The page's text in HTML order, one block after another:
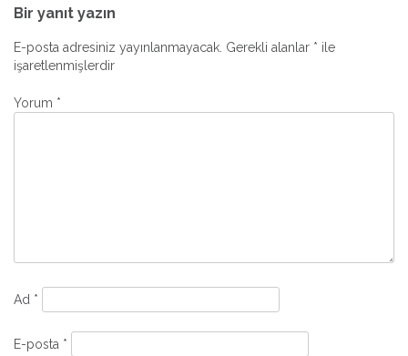
gezinmesi
Bir yanıt yazın
E-posta adresiniz yayınlanmayacak. Gerekli alanlar * ile
işaretlenmişlerdir
Yorum *
Ad *
E-posta *